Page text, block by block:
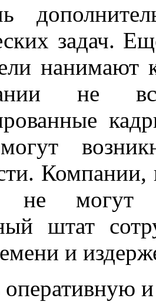
задач.
нанимают
не
не могут
штат
и
оперативную